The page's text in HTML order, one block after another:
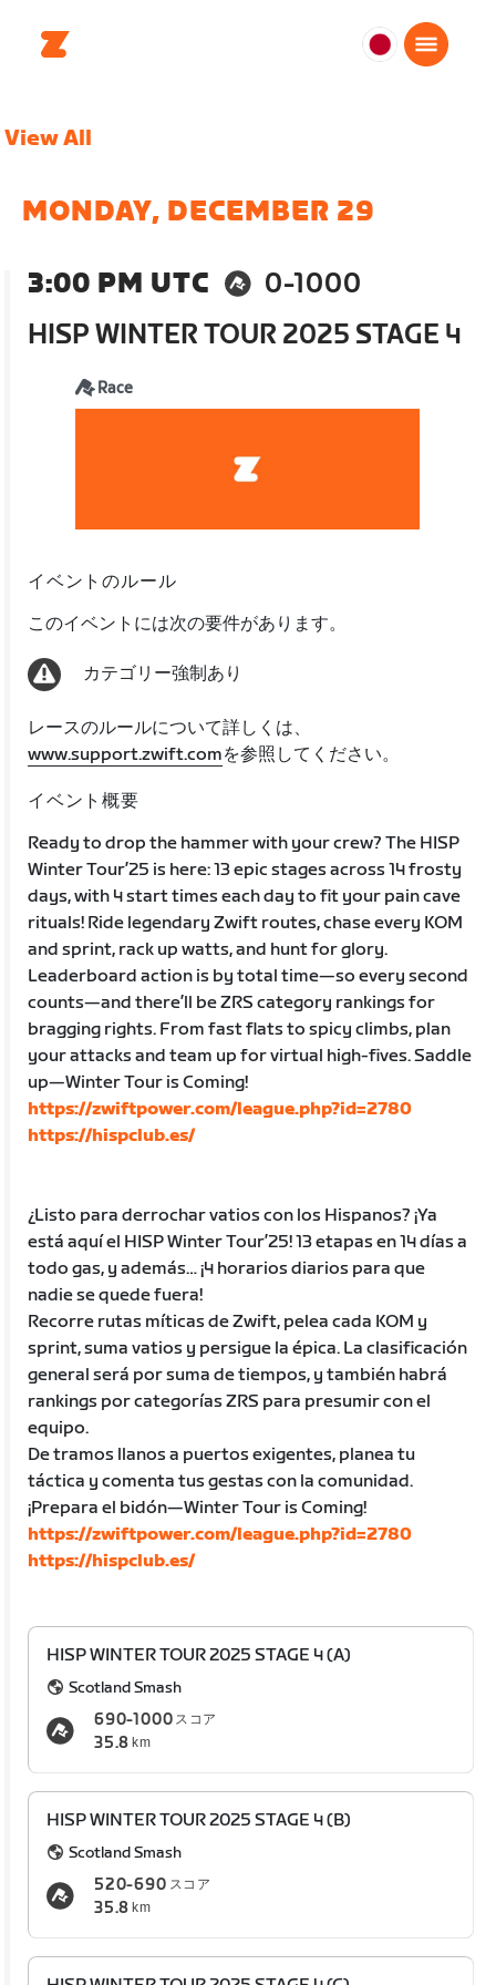
日
View All
MONDAY, DECEMBER 29
3:00 PM UTC
0-1000
HISP WINTER TOUR 2025 STAGE 4
Race
イベントのルール
このイベントには次の要件があります。
カテゴリー強制あり
レースのルールについて詳しくは、
www.support.zwift.comを参照してください。
イベント概要
Ready to drop the hammer with your crew? The HISP
Winter Tour’25 is here: 13 epic stages across 14 frosty
days, with 4 start times each day to fit your pain cave
rituals! Ride legendary Zwift routes, chase every KOM
and sprint, rack up watts, and hunt for glory.
Leaderboard action is by total time—so every second
counts—and there’ll be ZRS category rankings for
bragging rights. From fast flats to spicy climbs, plan
your attacks and team up for virtual high-fives. Saddle
up—Winter Tour is Coming!
https://zwiftpower.com/league.php?id=2780
https://hispclub.es/
¿Listo para derrochar vatios con los Hispanos? ¡Ya
está aquí el HISP Winter Tour’25! 13 etapas en 14 días a
todo gas, y además… ¡4 horarios diarios para que
nadie se quede fuera!
Recorre rutas míticas de Zwift, pelea cada KOM y
sprint, suma vatios y persigue la épica. La clasificación
general será por suma de tiempos, y también habrá
rankings por categorías ZRS para presumir con el
equipo.
De tramos llanos a puertos exigentes, planea tu
táctica y comenta tus gestas con la comunidad.
¡Prepara el bidón—Winter Tour is Coming!
https://zwiftpower.com/league.php?id=2780
https://hispclub.es/
HISP WINTER TOUR 2025 STAGE 4 (A)
Scotland Smash
690-1000 スコア
35.8 km
HISP WINTER TOUR 2025 STAGE 4 (B)
Scotland Smash
520-690 スコア
35.8 km